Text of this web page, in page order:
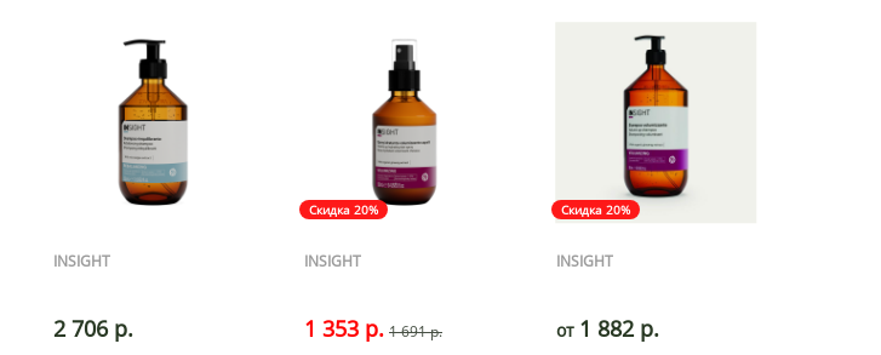
INSIGHT
2 706 р.
Скидка 20%
INSIGHT
1 353 р. 1 691 р.
Скидка 20%
INSIGHT
от 1 882 р.